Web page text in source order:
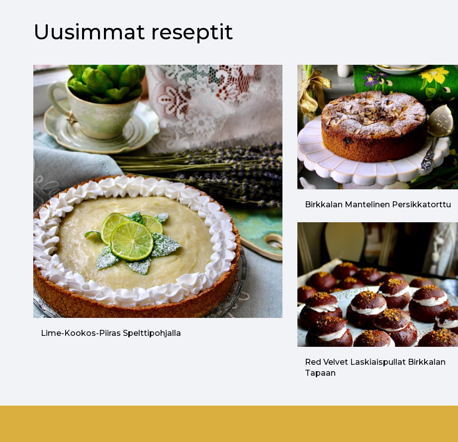
Uusimmat reseptit
Lime-Kookos-Piiras Spelttipohjalla
Birkkalan Mantelinen Persikkatorttu
Red Velvet Laskiaispullat Birkkalan
Tapaan